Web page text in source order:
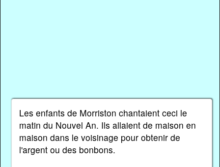
Les enfants de Morriston chantaient ceci le
matin du Nouvel An. Ils allaient de maison en
maison dans le voisinage pour obtenir de
l'argent ou des bonbons.